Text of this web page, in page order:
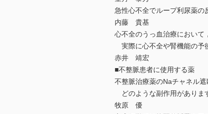
急性心不全でループ利尿薬の
内藤 貴基
心不全のうっ血治療において
実際に心不全や腎機能の予
赤井 靖宏
■不整脈患者に使用する薬
不整脈治療薬のNaチャネル
どのような副作用がありま
牧原 優